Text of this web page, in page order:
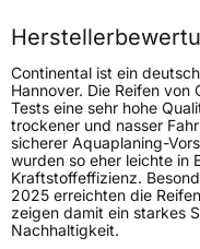
Höchstlast1030/975 kg
Gewicht (in kg) 11,932 kg
Generelle Merkmale
FahrzeugtypTransporter
Verwendung
ModellnameVanContact
Continental ist ein
Hannover. Die Reifen
Tests eine sehr hohe
trockener und nasser
sicherer Aquaplaning-
wurden so eher leichte in
Kraftstoffeffizienz.
2025 erreichten die
zeigen damit ein starkes
Nachhaltigkeit.